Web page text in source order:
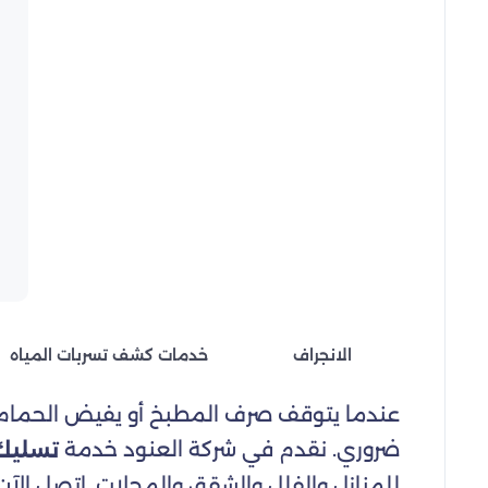
الانجراف خدمات كشف تسربات المياه
عندما يتوقف صرف المطبخ أو يفيض الحمام
ضروري. نقدم في شركة العنود خدمة